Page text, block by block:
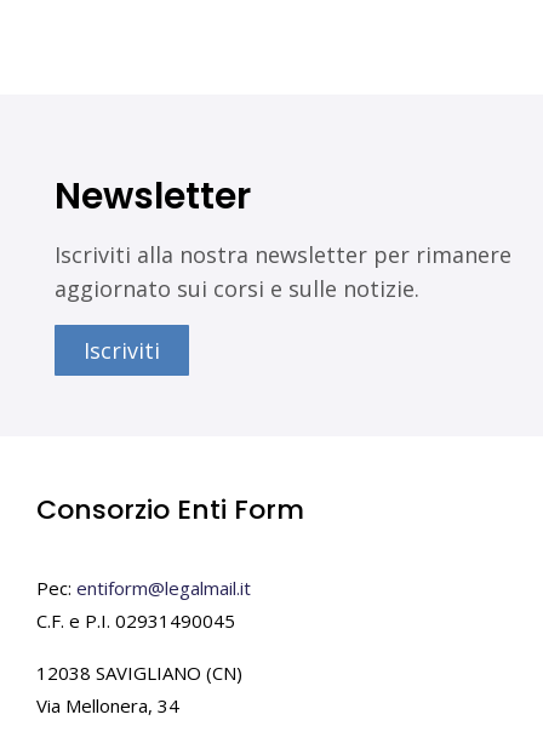
Newsletter
Iscriviti alla nostra newsletter per rimanere
aggiornato sui corsi e sulle notizie.
Iscriviti
Consorzio Enti Form
Pec: entiform@legalmail.it
C.F. e P.I. 02931490045
12038 SAVIGLIANO (CN)
Via Mellonera, 34